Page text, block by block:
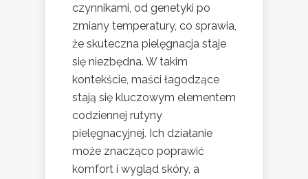
czynnikami, od genetyki po
zmiany temperatury, co sprawia,
że skuteczna pielęgnacja staje
się niezbędna. W takim
kontekście, maści łagodzące
stają się kluczowym elementem
codziennej rutyny
pielęgnacyjnej. Ich działanie
może znacząco poprawić
komfort i wygląd skóry, a